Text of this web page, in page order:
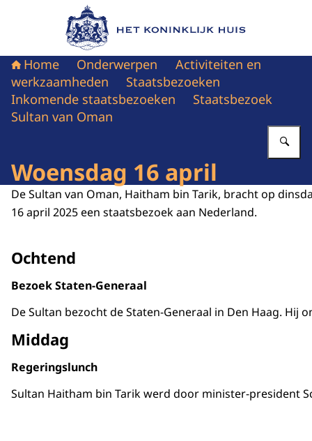
Naar de homepage van Het Koninklijk Huis
Home Onderwerpen
Activiteiten en
werkzaamheden
Staatsbezoeken
Inkomende staatsbezoeken
Staatsbezoek
Sultan van Oman
Woensdag 16 april
De Sultan van Oman, Haitham bin Tarik, bracht op
16 april 2025 een staatsbezoek aan Nederland.
Ochtend
Bezoek Staten-Generaal
De Sultan bezocht de Staten-Generaal in Den Haag. Hij
Middag
Regeringslunch
Sultan Haitham bin Tarik werd door minister-president